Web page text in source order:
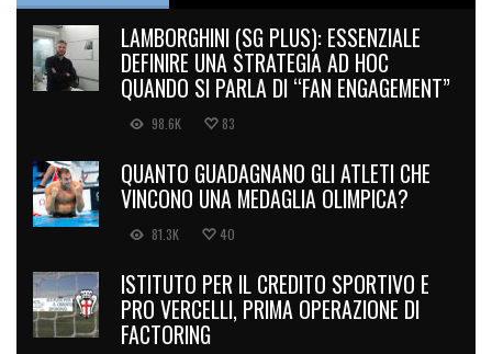
LAMBORGHINI (SG PLUS): ESSENZIALE
DEFINIRE UNA STRATEGIA AD HOC
QUANDO SI PARLA DI “FAN ENGAGEMENT”
98.6K 83
QUANTO GUADAGNANO GLI ATLETI CHE
VINCONO UNA MEDAGLIA OLIMPICA?
81.3K 40
ISTITUTO PER IL CREDITO SPORTIVO E
PRO VERCELLI, PRIMA OPERAZIONE DI
FACTORING